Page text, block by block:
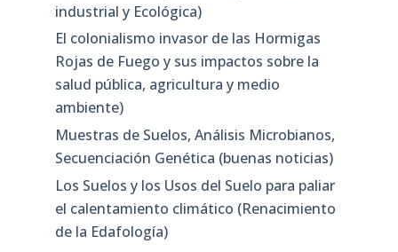
industrial y Ecológica)
El colonialismo invasor de las Hormigas
Rojas de Fuego y sus impactos sobre la
salud pública, agricultura y medio
ambiente)
Muestras de Suelos, Análisis Microbianos,
Secuenciación Genética (buenas noticias)
Los Suelos y los Usos del Suelo para paliar
el calentamiento climático (Renacimiento
de la Edafología)